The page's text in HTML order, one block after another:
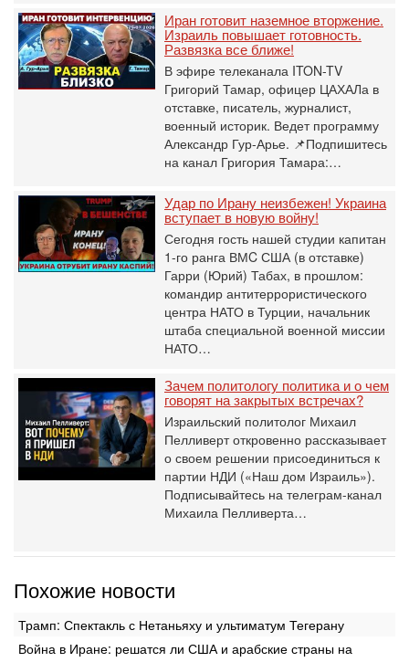
Иран готовит наземное вторжение.
Израиль повышает готовность.
Развязка все ближе!
В эфире телеканала ITON-TV
Григорий Тамар, офицер ЦАХАЛа в
отставке, писатель, журналист,
военный историк. Ведет программу
Александр Гур-Арье. 📌Подпишитесь
на канал Григория Тамара:…
Удар по Ирану неизбежен! Украина
вступает в новую войну!
Сегодня гость нашей студии капитан
1-го ранга ВМC США (в отставке)
Гарри (Юрий) Табах, в прошлом:
командир антитеррористического
центра НАТО в Турции, начальник
штаба специальной военной миссии
НАТО…
Зачем политологу политика и о чем
говорят на закрытых встречах?
Израильский политолог Михаил
Пелливерт откровенно рассказывает
о своем решении присоединиться к
партии НДИ («Наш дом Израиль»).
Подписывайтесь на телеграм-канал
Михаила Пелливерта…
Похожие новости
Трамп: Спектакль с Нетаньяху и ультиматум Тегерану
Война в Иране: решатся ли США и арабские страны на